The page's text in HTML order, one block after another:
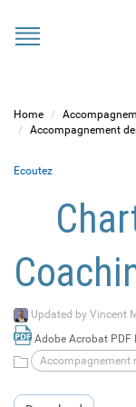
Home
Accompagnement
Ecoutez
Updated by Vincent
Adobe Acrobat PDF
Accompagnement